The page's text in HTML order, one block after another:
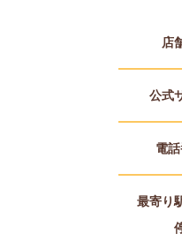
店
公式
電
最寄り